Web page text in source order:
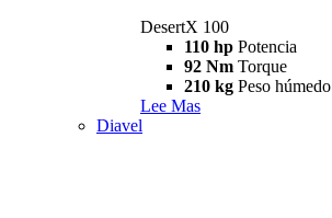
DesertX 100
110 hp Potencia
92 Nm Torque
210 kg Peso
Lee Mas
Diavel